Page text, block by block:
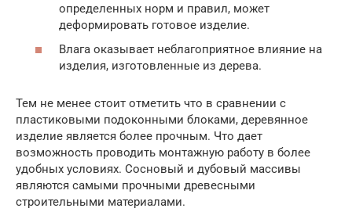
определенных норм и правил, может
деформировать готовое изделие.
Влага оказывает неблагоприятное влияние на
изделия, изготовленные из дерева.
Тем не менее стоит отметить что в сравнении с
пластиковыми подоконными блоками, деревянное
изделие является более прочным. Что дает
возможность проводить монтажную работу в более
удобных условиях. Сосновый и дубовый массивы
являются самыми прочными древесными
строительными материалами.